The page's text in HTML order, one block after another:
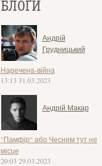
БЛОҐИ
Андрій
Грудницький
Наречена-війна
13:13 31.03.2023
Андрій Макар
"Памфір" або Чесним тут не
місце
20:03 29.03.2023